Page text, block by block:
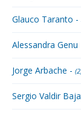
Glauco Taranto -
Alessandra
Jorge Arbache -
Sergio Valdir